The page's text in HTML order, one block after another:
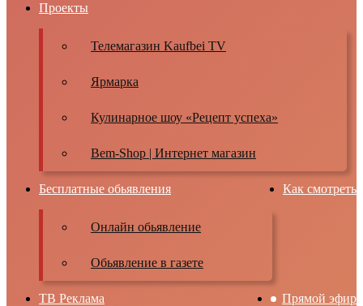
Проекты
Телемагазин Kaufbei TV
Ярмарка
Кулинарное шоу «Рецепт успеха»
Bem-Shop | Интернет магазин
Бесплатные обьявления
Онлайн обьявление
Обьявление в газете
Как смотреть
ТВ Реклама Прямой эфир